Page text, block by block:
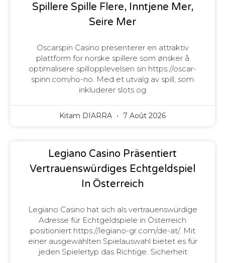
Spillere Spille Flere, Inntjene Mer,
Seire Mer
Oscarspin Casino presenterer en attraktiv
plattform for norske spillere som ønsker å
optimalisere spillopplevelsen sin https://oscar-
spinn.com/no-no. Med et utvalg av spill, som
inkluderer slots og
Kitam DIARRA 7 Août 2026
Legiano Casino Präsentiert
Vertrauenswürdiges Echtgeldspiel
In Österreich
Legiano Casino hat sich als vertrauenswürdige
Adresse für Echtgeldspiele in Österreich
positioniert https://legiano-gr.com/de-at/. Mit
einer ausgewählten Spielauswahl bietet es für
jeden Spielertyp das Richtige. Sicherheit